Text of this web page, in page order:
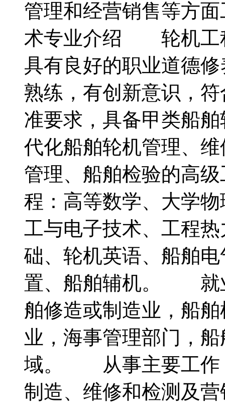
管理和经营销售等方
术专业介绍 轮机工
具有良好的职业道德
熟练，有创新意识，
准要求，具备甲类船
代化船舶轮机管理、
管理、船舶检验的高
程：高等数学、大学
工与电子技术、工程
础、轮机英语、船舶
置、船舶辅机。 就
舶修造或制造业，船
业，海事管理部门，
域。 从事主要工作
制造、维修和检测及